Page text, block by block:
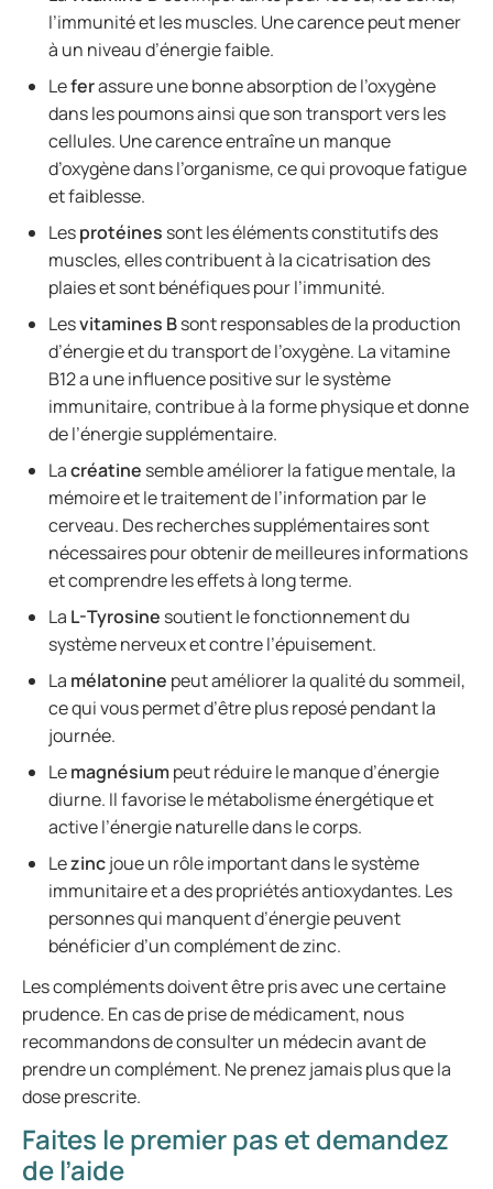
l’immunité et les muscles. Une carence peut mener
à un niveau d’énergie faible.
Leferassure une bonne absorption de l’oxygène
dans les poumons ainsi que son transport vers les
cellules. Une carence entraîne un manque
d’oxygène dans l’organisme, ce qui provoque fatigue
et faiblesse.
Lesprotéines sont les éléments constitutifs des
muscles, elles contribuent à la cicatrisation des
plaies et sont bénéfiques pour l’immunité.
Lesvitamines Bsont responsables de la production
d’énergie et du transport de l’oxygène. La vitamine
B12 a une influence positive sur le système
immunitaire, contribue à la forme physique et donne
de l’énergie supplémentaire.
Lacréatine semble améliorer la fatigue mentale, la
mémoire et le traitement de l’information par le
cerveau. Des recherches supplémentaires sont
nécessaires pour obtenir de meilleures informations
et comprendre les effets à long terme.
La L-Tyrosine soutient le fonctionnement du
système nerveux et contre l’épuisement.
La mélatonine peut améliorer la qualité du sommeil,
ce qui vous permet d’être plus reposé pendant la
journée.
Lemagnésiumpeut réduire le manque d’énergie
diurne. Il favorise le métabolisme énergétique et
active l’énergie naturelle dans le corps.
Lezincjoue un rôle important dans le système
immunitaire et a des propriétés antioxydantes. Les
personnes qui manquent d’énergie peuvent
bénéficier d’un complément de zinc.
Les compléments doivent être pris avec une certaine
prudence. En cas de prise de médicament, nous
recommandons de consulter un médecin avant de
prendre un complément. Ne prenez jamais plus que la
dose prescrite.
Faites le premier pas et demandez
de l’aide